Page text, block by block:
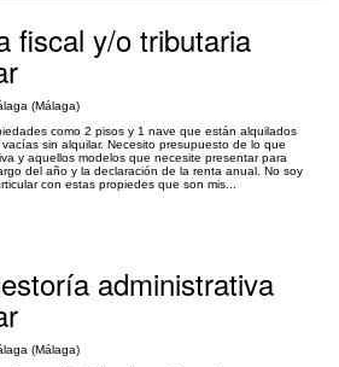
fiscal y/o tributaria
(Málaga)
como 2 pisos y 1 nave que están alquilados
sin alquilar. Necesito presupuesto de lo que
y aquellos modelos que necesite presentar para
del año y la declaración de la renta anual. No soy
con estas propiedes que son mis...
administrativa
(Málaga)